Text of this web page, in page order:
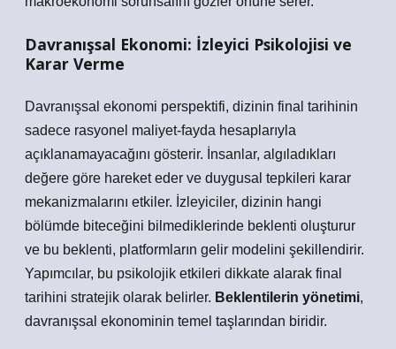
Davranışsal Ekonomi: İzleyici Psikolojisi ve
Karar Verme
Davranışsal ekonomi perspektifi, dizinin final tarihinin
sadece rasyonel maliyet-fayda hesaplarıyla
açıklanamayacağını gösterir. İnsanlar, algıladıkları
değere göre hareket eder ve duygusal tepkileri karar
mekanizmalarını etkiler. İzleyiciler, dizinin hangi
bölümde biteceğini bilmediklerinde beklenti oluşturur
ve bu beklenti, platformların gelir modelini şekillendirir.
Yapımcılar, bu psikolojik etkileri dikkate alarak final
tarihini stratejik olarak belirler. Beklentilerin yönetimi,
davranışsal ekonominin temel taşlarından biridir.